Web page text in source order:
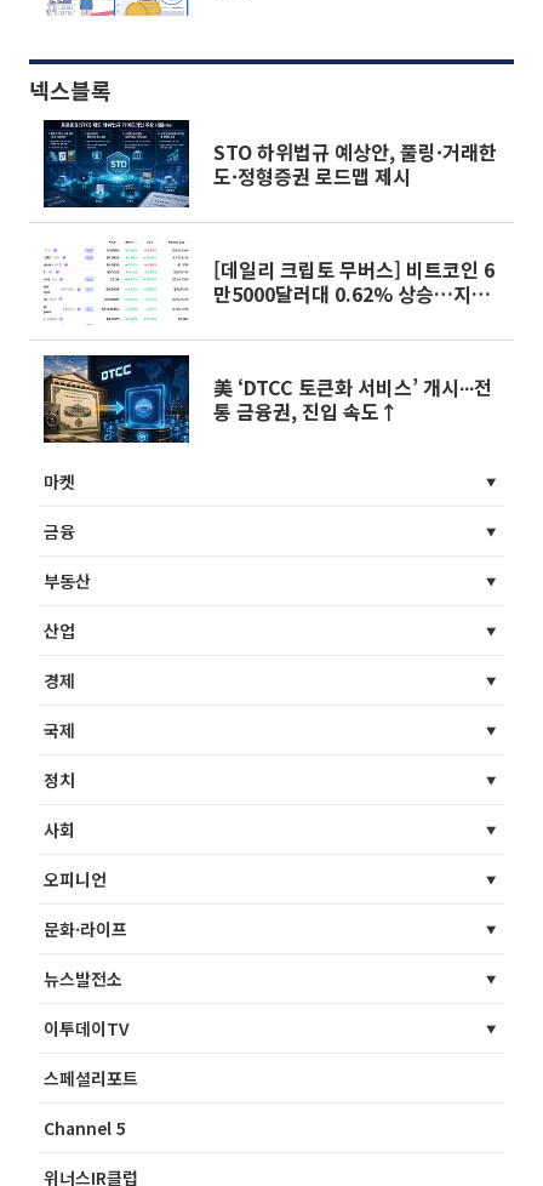
넥스블록
STO 하위법규 예상안, 풀링·거래한
도·정형증권 로드맵 제시
[데일리 크립토 무버스] 비트코인 6
만5000달러대 0.62% 상승…지토
美 ‘DTCC 토큰화 서비스’ 개시∙∙∙전
통 금융권, 진입 속도↑
마켓
금융
부동산
산업
경제
국제
정치
사회
오피니언
문화·라이프
뉴스발전소
이투데이TV
스페셜리포트
Channel 5
위너스IR클럽